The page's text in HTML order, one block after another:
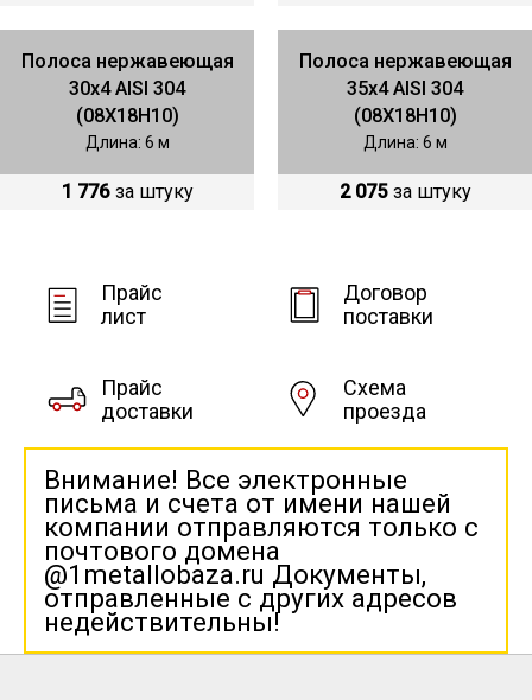
Полоса нержавеющая
30х4 AISI 304
(08Х18Н10)
Длина: 6 м
1 776 за штуку
Полоса нержавеющая
35х4 AISI 304
(08Х18Н10)
Длина: 6 м
2 075 за штуку
Прайс
лист
Договор
поставки
Прайс
доставки
Схема
проезда
Внимание! Все электронные
письма и счета от имени нашей
компании отправляются только с
почтового домена
@1metallobaza.ru Документы,
отправленные с других адресов
недействительны!